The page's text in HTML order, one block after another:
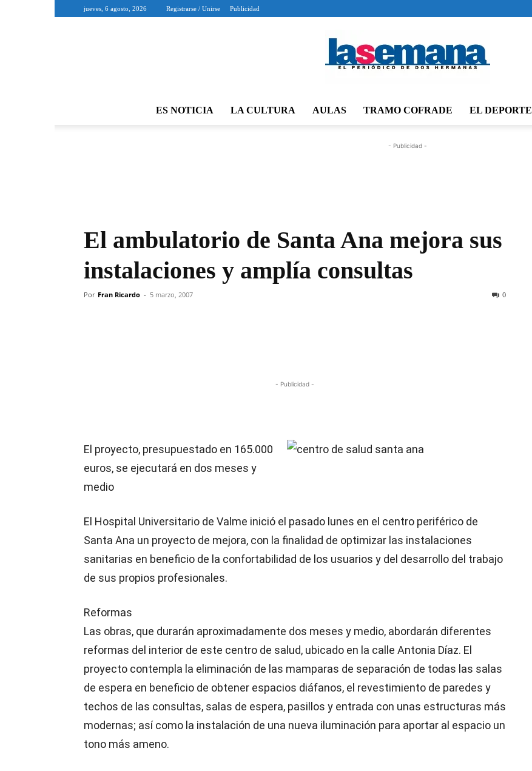
jueves, 6 agosto, 2026 Registrarse / Unirse Publicidad
Semana
ES NOTICIA LA CULTURA AULAS TRAMO COFRADE EL DEPORTE
- Publicidad -
El ambulatorio de Santa Ana mejora sus
instalaciones y amplía consultas
Por Fran Ricardo - 5 marzo, 2007 0
- Publicidad -
El proyecto, presupuestado en 165.000
euros, se ejecutará en dos meses y
medio
El Hospital Universitario de Valme inició el pasado lunes en el centro periférico de
Santa Ana un proyecto de mejora, con la finalidad de optimizar las instalaciones
sanitarias en beneficio de la confortabilidad de los usuarios y del desarrollo del trabajo
de sus propios profesionales.
Reformas
Las obras, que durarán aproximadamente dos meses y medio, abordarán diferentes
reformas del interior de este centro de salud, ubicado en la calle Antonia Díaz. El
proyecto contempla la eliminación de las mamparas de separación de todas las salas
de espera en beneficio de obtener espacios diáfanos, el revestimiento de paredes y
techos de las consultas, salas de espera, pasillos y entrada con unas estructuras más
modernas; así como la instalación de una nueva iluminación para aportar al espacio un
tono más ameno.